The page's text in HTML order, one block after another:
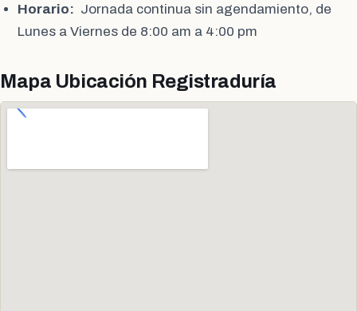
Horario: Jornada continua sin agendamiento, de
Lunes a Viernes de 8:00 am a 4:00 pm
Mapa Ubicación Registraduría